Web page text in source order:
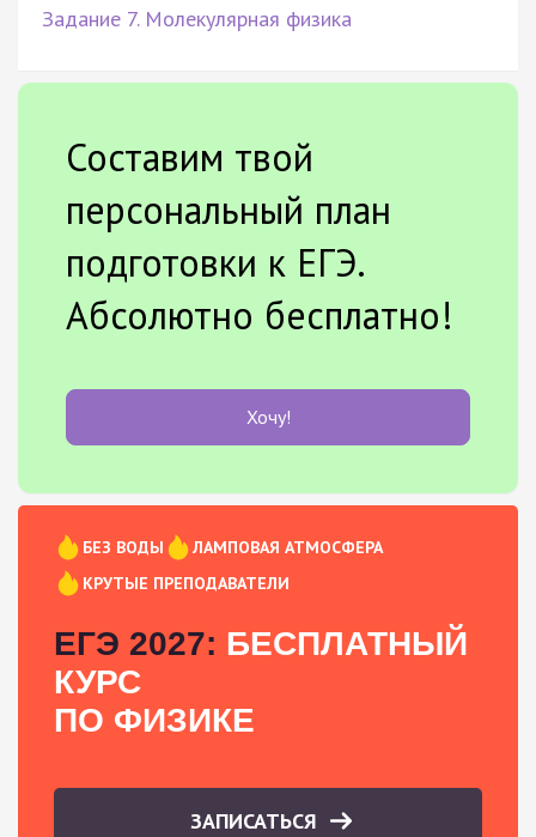
Задание 7. Молекулярная физика
Составим твой
персональный план
подготовки к ЕГЭ.
Абсолютно бесплатно!
Хочу!
БЕЗ ВОДЫ
ЛАМПОВАЯ АТМОСФЕРА
КРУТЫЕ ПРЕПОДАВАТЕЛИ
ЕГЭ 2027: БЕСПЛАТНЫЙ
КУРС
ПО ФИЗИКЕ
ЗАПИСАТЬСЯ